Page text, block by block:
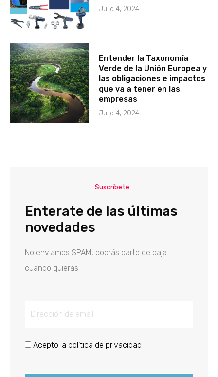
Julio 4, 2024
Entender la Taxonomía
Verde de la Unión Europea y
las obligaciones e impactos
que va a tener en las
empresas
Julio 4, 2024
Suscríbete
Enterate de las últimas
novedades
No enviamos SPAM, podrás darte de baja
cuando quieras.
Acepto la política de privacidad